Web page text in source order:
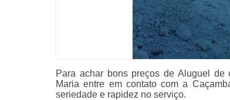
Para achar bons preços de Aluguel
Maria entre em contato com a
seriedade e rapidez no serviço.